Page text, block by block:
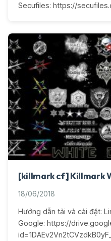
Secufiles: https://
[killmark cf] Killmark
18/06/2018
Hướng dẫn tải và cài đặt:
Google: https://